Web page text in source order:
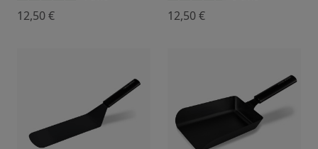
12,50 € 12,50 €